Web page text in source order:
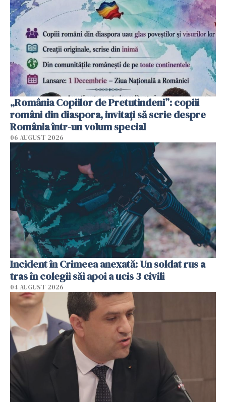
„România Copiilor de Pretutindeni”: copiii
români din diaspora, invitați să scrie despre
România într-un volum special
06 AUGUST 2026
Incident în Crimeea anexată: Un soldat rus a
tras în colegii săi apoi a ucis 3 civili
04 AUGUST 2026